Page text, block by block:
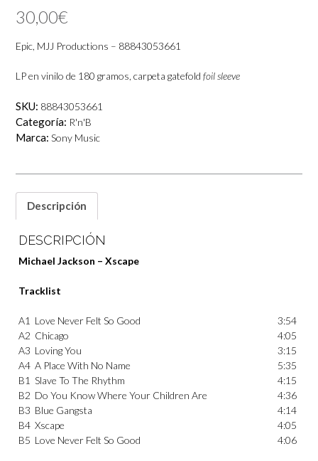
30,00€
Epic, MJJ Productions – 88843053661
LP en vinilo de 180 gramos, carpeta gatefold foil sleeve
SKU: 88843053661
Categoría: R'n'B
Marca: Sony Music
Descripción
DESCRIPCIÓN
Michael Jackson – Xscape
Tracklist
A1 Love Never Felt So Good
3:54
A2 Chicago
4:05
A3 Loving You
3:15
A4 A Place With No Name
5:35
B1 Slave To The Rhythm
4:15
B2 Do You Know Where Your Children Are
4:36
B3 Blue Gangsta
4:14
B4 Xscape
4:05
B5 Love Never Felt So Good 4:06